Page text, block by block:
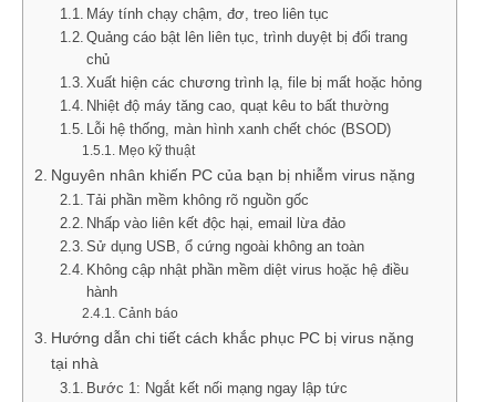
Máy tính chạy chậm, đơ, treo liên tục
Quảng cáo bật lên liên tục, trình duyệt bị đổi trang
chủ
Xuất hiện các chương trình lạ, file bị mất hoặc hỏng
Nhiệt độ máy tăng cao, quạt kêu to bất thường
Lỗi hệ thống, màn hình xanh chết chóc (BSOD)
Mẹo kỹ thuật
Nguyên nhân khiến PC của bạn bị nhiễm virus nặng
Tải phần mềm không rõ nguồn gốc
Nhấp vào liên kết độc hại, email lừa đảo
Sử dụng USB, ổ cứng ngoài không an toàn
Không cập nhật phần mềm diệt virus hoặc hệ điều
hành
Cảnh báo
Hướng dẫn chi tiết cách khắc phục PC bị virus nặng
tại nhà
Bước 1: Ngắt kết nối mạng ngay lập tức